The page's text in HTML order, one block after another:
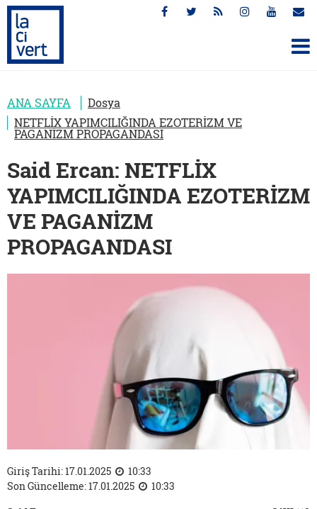
ANA SAYFA
Dosya
NETFLİX YAPIMCILIĞINDA EZOTERİZM VE
PAGANİZM PROPAGANDASI
Said Ercan: NETFLİX
YAPIMCILIĞINDA EZOTERİZM
VE PAGANİZM
PROPAGANDASI
Giriş Tarihi: 17.01.2025
10:33
Son Güncelleme: 17.01.2025
10:33